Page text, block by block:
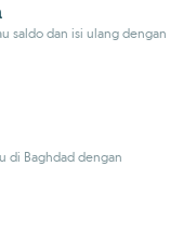
saldo dan isi ulang dengan
di Baghdad dengan